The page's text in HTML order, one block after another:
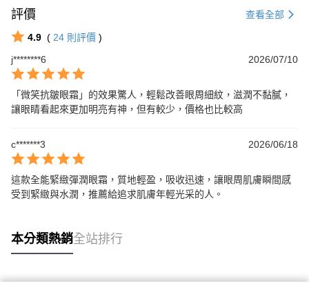
評價 查看全部
4.9 ( 24 則評價 )
j********6
2026/07/10
「微笑抗皺眼霜」的效果驚人，輕鬆改善眼周細紋，滋潤不黏膩，
讓眼睛看起來更加明亮有神，但有較少，價格也比較高
c*******3 2026/06/18
這款全能緊緻彈潤眼霜，質地輕盈，吸收迅速，讓眼周肌膚瞬間感
受到緊緻與水潤，推薦給追求肌膚年輕光采的人。
本分類熱銷全站排行